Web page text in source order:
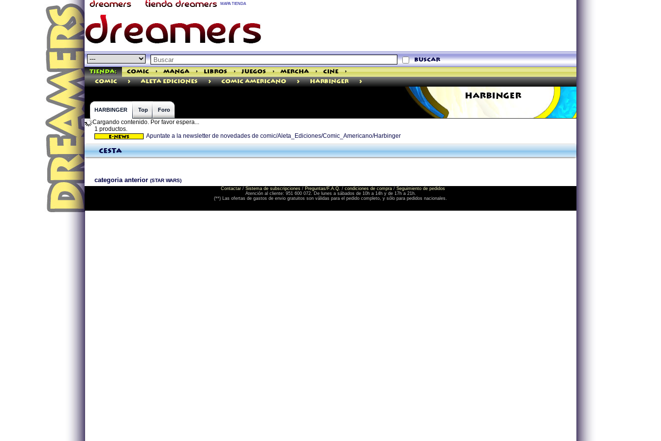
MAPA TIENDA
buscar
Tienda: Comic > Manga > Libros > Juegos > Mercha > Cine
>
comic
> Aleta Ediciones > Comic Americano > Harbinger >
HARBINGER
HARBINGER Top Foro
Cargando contenido. Por favor espera...
1 productos.
Apuntate a la newsletter de novedades de comic/Aleta_Ediciones/Comic_Americano/Harbinger
Cesta
categoria anterior (STAR WARS)
Contactar / Sistema de subscripciones / Preguntas/F.A.Q. / condiciones de compra / Seguimiento de pedidos
Atención al cliente: 951 600 072. De lunes a sábados de 10h a 14h y de 17h a 21h.
(**) Las ofertas de gastos de envio gratuitos son válidas para el pedido completo, y sólo para pedidos nacionales.